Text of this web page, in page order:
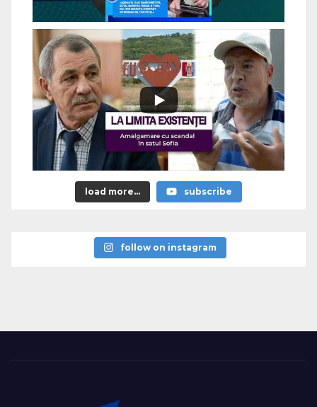
load more... subscribe
follow on instagram